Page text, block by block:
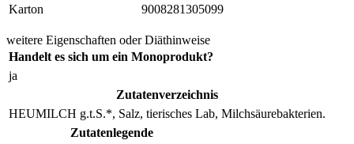
Karton
9008281305099
weitere Eigenschaften oder Diäthinweise
Handelt es sich um ein Monoprodukt?
ja
Zutatenverzeichnis
HEUMILCH g.t.S.*, Salz, tierisches Lab, Milchsäurebakterien.
Zutatenlegende